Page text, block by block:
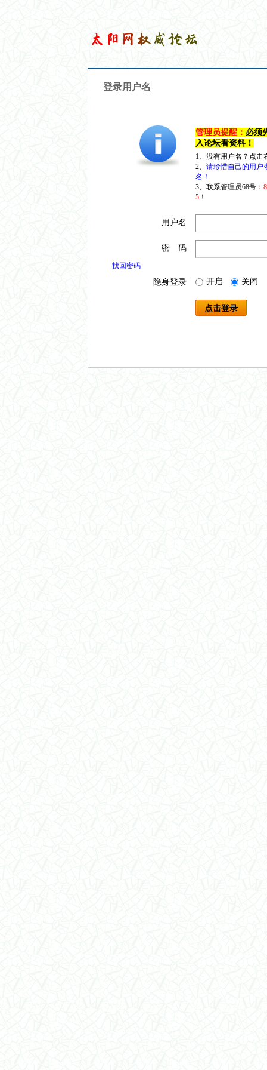
登录用户名
管理员提醒： 必须
入论坛看资料！
1、没有用户名？点
2、 请珍惜自己的用户
名！
3、联系管理员68号：
5 ！
用户名
密 码
找回密码
隐身登录 开启 关闭
点击登录